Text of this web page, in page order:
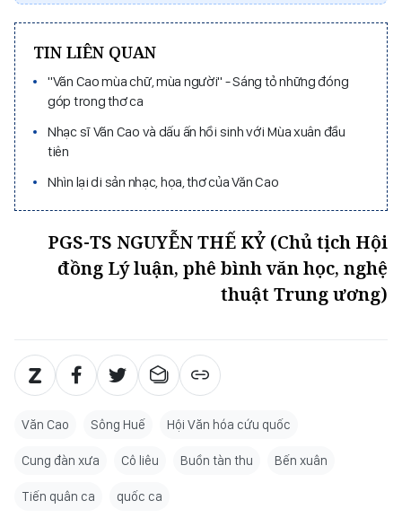
TIN LIÊN QUAN
"Văn Cao mùa chữ, mùa người" - Sáng tỏ những đóng
góp trong thơ ca
Nhạc sĩ Văn Cao và dấu ấn hồi sinh với Mùa xuân đầu
tiên
Nhìn lại di sản nhạc, họa, thơ của Văn Cao
PGS-TS NGUYỄN THẾ KỶ (Chủ tịch Hội
đồng Lý luận, phê bình văn học, nghệ
thuật Trung ương)
Văn Cao Sông Huế Hội Văn hóa cứu quốc
Cung đàn xưa Cô liêu Buồn tàn thu Bến xuân
Tiến quân ca quốc ca